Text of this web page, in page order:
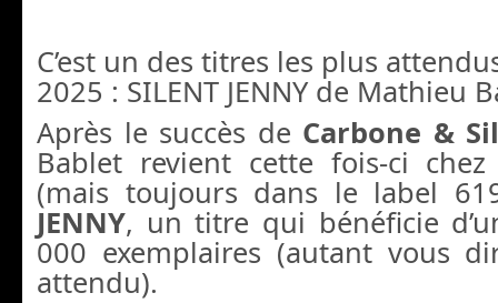
C’est un des titres les plus
2025 : SILENT JENNY de Mathieu
Après le succès de Carbone &
Bablet revient cette fois-ci chez
(mais toujours dans le label
JENNY, un titre qui bénéficie
000 exemplaires (autant vous
attendu).